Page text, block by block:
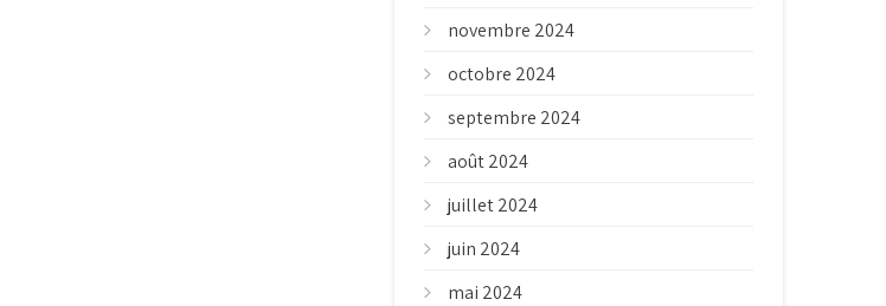
novembre 2024
octobre 2024
septembre 2024
août 2024
juillet 2024
juin 2024
mai 2024